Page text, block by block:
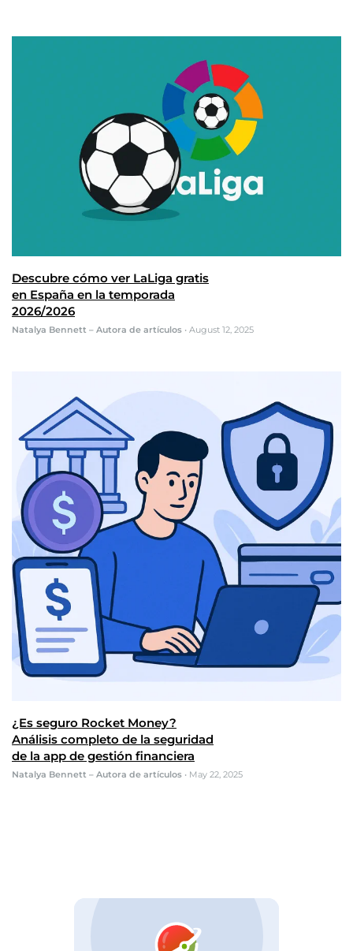
Descubre cómo ver LaLiga gratis
en España en la temporada
2026/2026
Natalya Bennett – Autora de artículos • August 12, 2025
¿Es seguro Rocket Money?
Análisis completo de la seguridad
de la app de gestión financiera
Natalya Bennett – Autora de artículos • May 22, 2025